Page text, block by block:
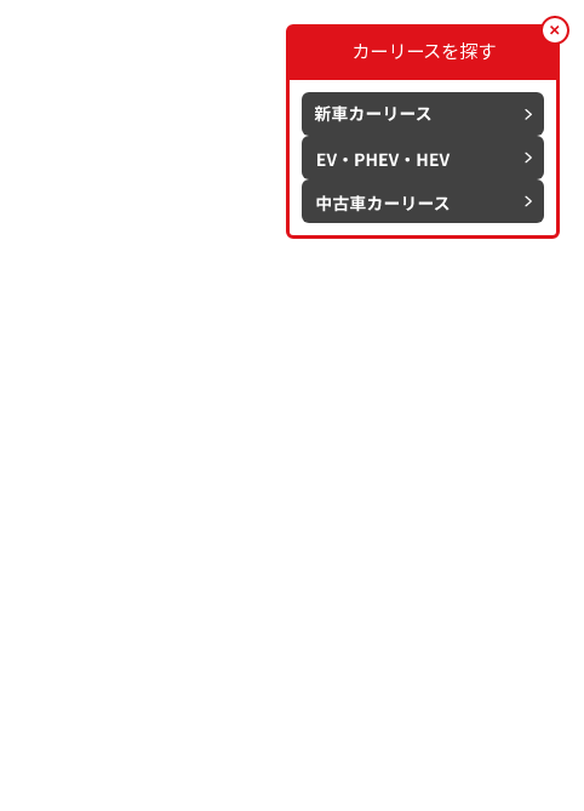
カーリースを探す